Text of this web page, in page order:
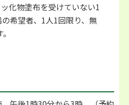
化物塗布を受けていない1
希望者、1人1回限り、無